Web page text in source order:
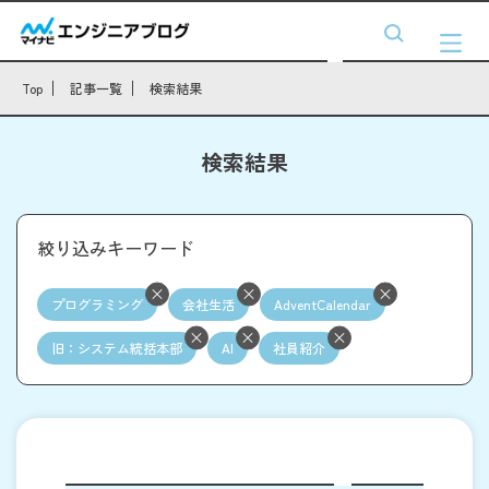
Top 記事一覧 検索結果
検索結果
絞り込みキーワード
プログラミング 会社生活 AdventCalendar
旧：システム統括本部 AI 社員紹介